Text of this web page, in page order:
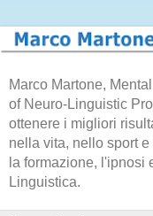
Marco Martone,
of Neuro-Linguistic
ottenere i migliori
nella vita, nello sport
la formazione, l'ipnosi
Linguistica.